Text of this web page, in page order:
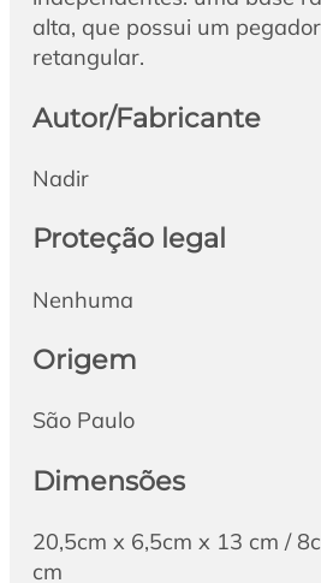
alta, que possui um
retangular.
Autor/Fabricante
Nadir
Proteção legal
Nenhuma
Origem
São Paulo
Dimensões
20,5cm x 6,5cm x 13 cm /
cm